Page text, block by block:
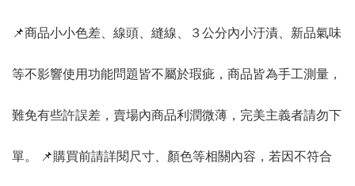
📌商品小小色差、線頭、縫線、３公分內小汙漬、新品氣味
等不影響使用功能問題皆不屬於瑕疵，商品皆為手工測量，
難免有些許誤差，賣場內商品利潤微薄，完美主義者請勿下
單。 📌購買前請詳閱尺寸、顏色等相關內容，若因不符合